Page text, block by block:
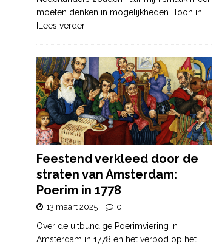
moeten denken in mogelijkheden. Toon in
[Lees verder]
Feestend verkleed door de
straten van Amsterdam:
Poerim in 1778
13 maart 2025 0
Over de uitbundige Poerimviering in
Amsterdam in 1778 en het verbod op het